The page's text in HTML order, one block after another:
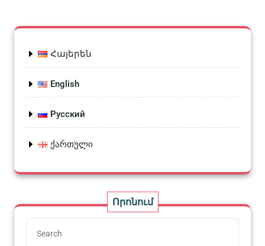
Հայերեն
English
Русский
ქართული
Որոնում